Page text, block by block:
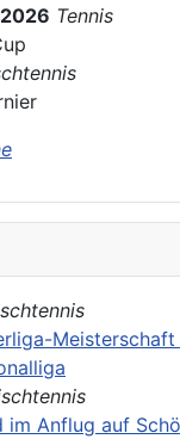
Tennis
Meisterschaft
im Anflug auf